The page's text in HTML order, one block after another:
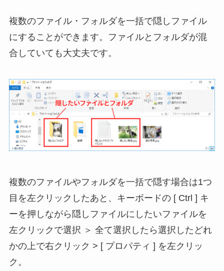
複数のファイル・フォルダを一括で隠しファイル
にすることができます。ファイルとフォルダが混
合していても大丈夫です。
複数のファイルやフォルダを一括で隠す場合は1つ
目を左クリックしたあと、キーボードの [ Ctrl ] キ
ーを押しながら隠しファイルにしたいファイルを
左クリックで選択 ＞ 全て選択したら選択したどれ
かの上で右クリック > [ プロパティ ] を左クリッ
ク。